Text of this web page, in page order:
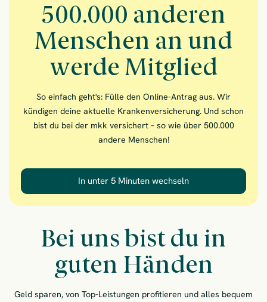
500.000 anderen
Menschen an und
werde Mitglied
So einfach geht's: Fülle den Online-Antrag aus. Wir
kündigen deine aktuelle Krankenversicherung. Und schon
bist du bei der mkk versichert – so wie über 500.000
andere Menschen!
In unter 5 Minuten wechseln
Bei uns bist du in
guten Händen
Geld sparen, von Top-Leistungen profitieren und alles bequem